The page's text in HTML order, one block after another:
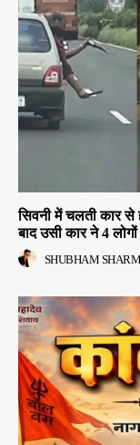
सिवनी में चलती कार से
बाद उसी कार ने 4
SHUBHAM